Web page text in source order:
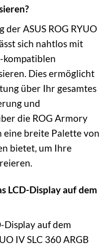
der ASUS ROG RYUO
sich nahtlos mit
kompatiblen
Dies ermöglicht
über Ihr gesamtes
und
die ROG Armory
eine breite Palette von
bietet, um Ihre
LCD-Display auf dem
auf dem
IV SLC 360 ARGB